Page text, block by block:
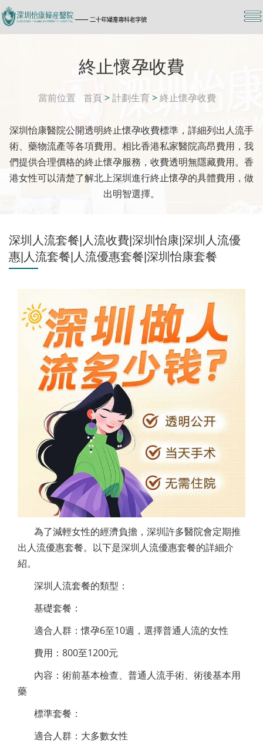
終止懷孕收費
當前位置 首頁 >計劃生育>終止懷孕收費
深圳怡康醫院公開透明終止懷孕收費標準，詳細列出人流手
術、藥物流產等各項費用。相比香港私家醫院高昂費用，我
們提供合理價格的終止懷孕服務，收費透明無隱藏費用。香
港女性可以清楚了解北上深圳進行終止懷孕的具體費用，做
出明智選擇。
深圳人流套餐|人流收費|深圳怡康|深圳人流優
惠|人流套餐|人流優惠套餐|深圳怡康套餐
為了減輕女性的經濟負擔，深圳許多醫院會定期推
出人流優惠套餐。以下是深圳人流優惠套餐的詳細介
紹。
深圳人流套餐的類型：
基礎套餐：
適合人群：懷孕6至10週，選擇普通人流的女性
費用：800至1200元
內容：術前基本檢查、普通人流手術、術後基本用
藥
標準套餐：
適合人群：大多數女性